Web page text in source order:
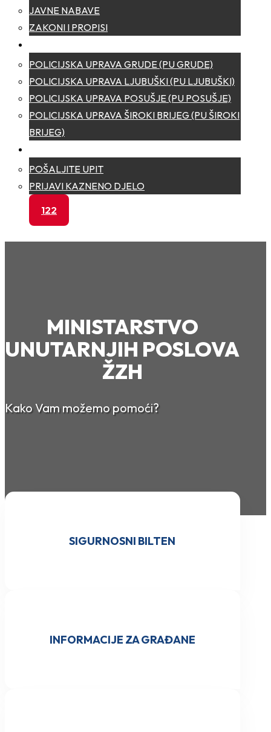
JAVNE NABAVE
ZAKONI I PROPISI
POLICIJSKA UPRAVA GRUDE (PU GRUDE)
POLICIJSKA UPRAVA LJUBUŠKI (PU LJUBUŠKI)
POLICIJSKA UPRAVA POSUŠJE (PU POSUŠJE)
POLICIJSKA UPRAVA ŠIROKI BRIJEG (PU ŠIROKI
BRIJEG)
POŠALJITE UPIT
PRIJAVI KAZNENO DJELO
122
MINISTARSTVO
UNUTARNJIH POSLOVA
ŽZH
Kako Vam možemo pomoći?
SIGURNOSNI BILTEN
INFORMACIJE ZA GRAĐANE